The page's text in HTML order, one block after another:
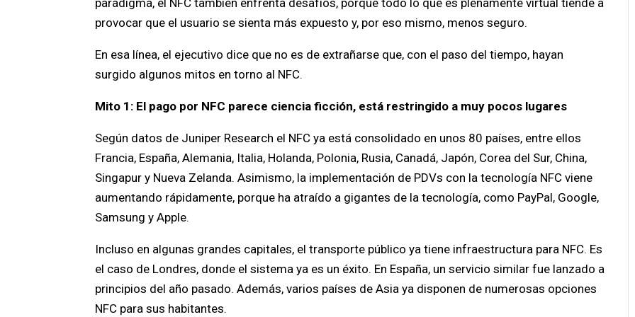
paradigma, el NFC también enfrenta desafíos, porque todo lo que es plenamente virtual tiende a
provocar que el usuario se sienta más expuesto y, por eso mismo, menos seguro.
En esa línea, el ejecutivo dice que no es de extrañarse que, con el paso del tiempo, hayan
surgido algunos mitos en torno al NFC.
Mito 1: El pago por NFC parece ciencia ficción, está restringido a muy pocos lugares
Según datos de Juniper Research el NFC ya está consolidado en unos 80 países, entre ellos
Francia, España, Alemania, Italia, Holanda, Polonia, Rusia, Canadá, Japón, Corea del Sur, China,
Singapur y Nueva Zelanda. Asimismo, la implementación de PDVs con la tecnología NFC viene
aumentando rápidamente, porque ha atraído a gigantes de la tecnología, como PayPal, Google,
Samsung y Apple.
Incluso en algunas grandes capitales, el transporte público ya tiene infraestructura para NFC. Es
el caso de Londres, donde el sistema ya es un éxito. En España, un servicio similar fue lanzado a
principios del año pasado. Además, varios países de Asia ya disponen de numerosas opciones
NFC para sus habitantes.